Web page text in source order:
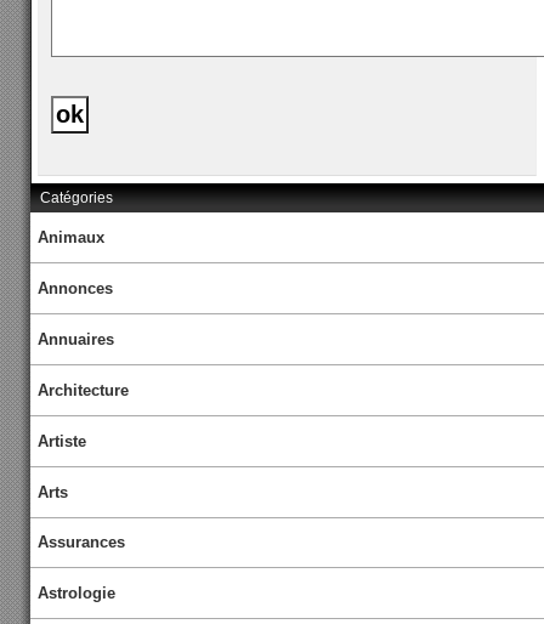
Catégories
Animaux
Annonces
Annuaires
Architecture
Artiste
Arts
Assurances
Astrologie